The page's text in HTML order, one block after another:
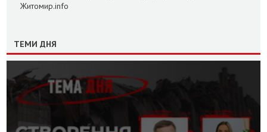
Житомир.info
ТЕМИ ДНЯ